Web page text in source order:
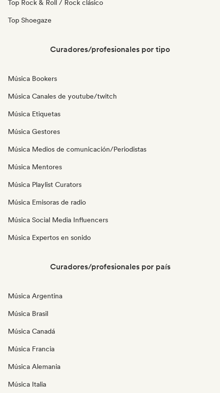
Top Rock & Roll / Rock clásico
Top Shoegaze
Curadores/profesionales por tipo
Música Bookers
Música Canales de youtube/twitch
Música Etiquetas
Música Gestores
Música Medios de comunicación/Periodistas
Música Mentores
Música Playlist Curators
Música Emisoras de radio
Música Social Media Influencers
Música Expertos en sonido
Curadores/profesionales por país
Música Argentina
Música Brasil
Música Canadá
Música Francia
Música Alemania
Música Italia